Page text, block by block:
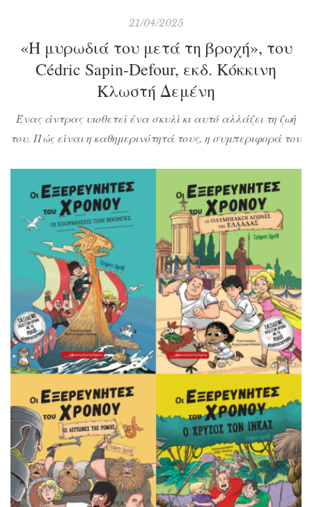
21/04/2025
«Η μυρωδιά του μετά τη βροχή», του
Cédric Sapin-Defour, εκδ. Κόκκινη
Κλωστή Δεμένη
Ένας άντρας υιοθετεί ένα σκυλί κι αυτό αλλάζει τη ζωή
του. Πώς είναι η καθημερινότητά τους, η συμπεριφορά του
και γερνάει το σκυλί; Η σύγκρουση με την αδελφή του
αφηγητή, η αγάπη των γονιών του και για τους […]